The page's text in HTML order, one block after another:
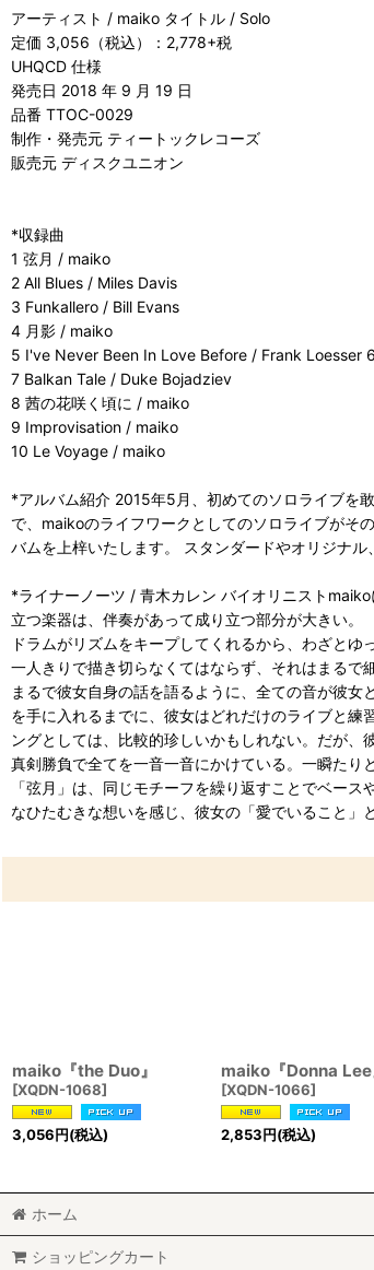
アーティスト / maiko タイトル / Solo
定価 3,056（税込）：2,778+税
UHQCD 仕様
発売日 2018 年 9 月 19 日
品番 TTOC-0029
制作・発売元 ティートックレコーズ
販売元 ディスクユニオン
*収録曲
1 弦月 / maiko
2 All Blues / Miles Davis
3 Funkallero / Bill Evans
4 月影 / maiko
5 I've Never Been In Love Before / Frank Loesser
7 Balkan Tale / Duke Bojadziev
8 茜の花咲く頃に / maiko
9 Improvisation / maiko
10 Le Voyage / maiko
*アルバム紹介 2015年5月、初めてのソロライブを
で、maikoのライフワークとしてのソロライブがそ
バムを上梓いたします。 スタンダードやオリジナ
*ライナーノーツ / 青木カレン バイオリニスト
立つ楽器は、伴奏があって成り立つ部分が大きい。
ドラムがリズムをキープしてくれるから、わざと
一人きりで描き切らなくてはならず、それはまるで
まるで彼女自身の話を語るように、全ての音が彼
を手に入れるまでに、彼女はどれだけのライブと
ングとしては、比較的珍しいかもしれない。だが
真剣勝負で全てを一音一音にかけている。一瞬たり
「弦月」は、同じモチーフを繰り返すことでベー
なひたむきな想いを感じ、彼女の「愛でいること」
maiko『the Duo』
[XQDN-1068]
3,056円(税込)
maiko『Donna Lee
[XQDN-1066]
2,853円(税込)
ホーム
ショッピングカート